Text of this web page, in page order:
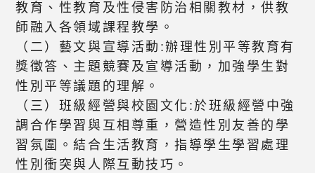
教育、性教育及性侵害防治相關教材，供教
師融入各領域課程教學。
（二）藝文與宣導活動:辦理性別平等教育有
獎徵答、主題競賽及宣導活動，加強學生對
性別平等議題的理解。
（三）班級經營與校園文化:於班級經營中強
調合作學習與互相尊重，營造性別友善的學
習氛圍。結合生活教育，指導學生學習處理
性別衝突與人際互動技巧。